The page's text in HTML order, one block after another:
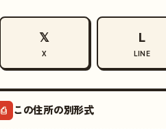
𝕏
X
L
LINE
⎙ この住所の別形式